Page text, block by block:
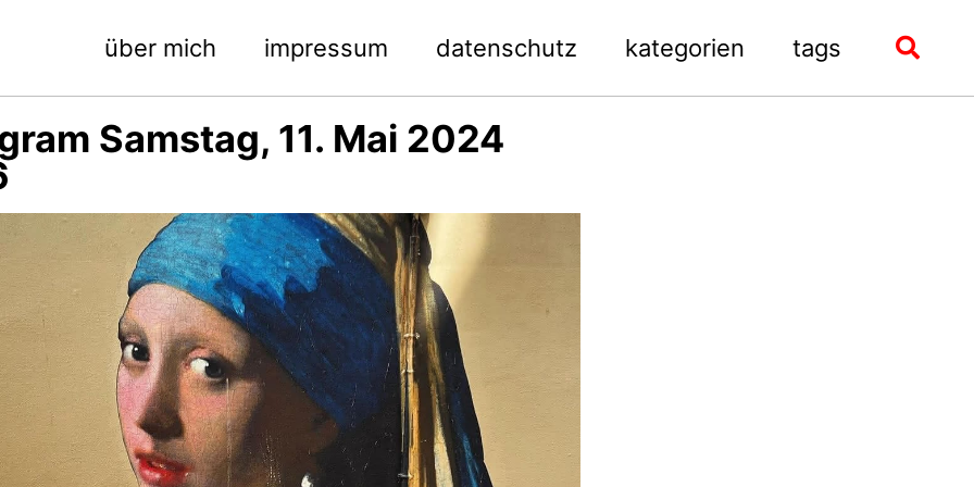
über mich impressum datenschutz kategorien tags
Toggle
Samstag, 11. Mai 2024